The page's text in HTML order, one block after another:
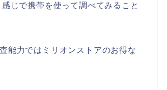
じで携帯を使って調べてみること
能力ではミリオンストアのお得な